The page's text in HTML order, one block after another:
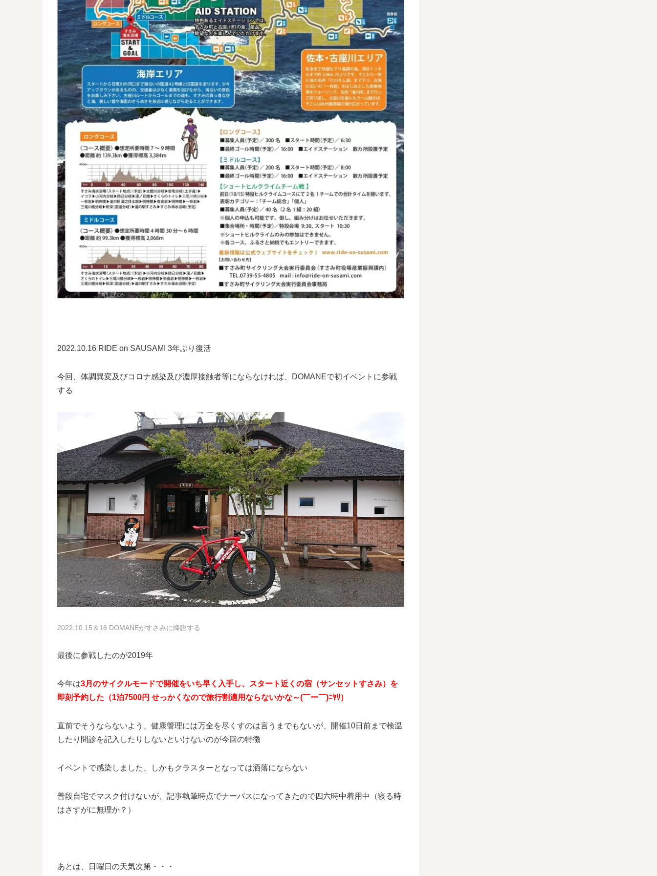
2022.10.16 RIDE on SAUSAMI 3年ぶり復活
今回、体調異変及びコロナ感染及び濃厚接触者等にならなければ、DOMANEで初イベントに参戦
する
2022.10.15＆16 DOMANEがすさみに降臨する
最後に参戦したのが2019年
今年は3月のサイクルモードで開催をいち早く入手し、スタート近くの宿（サンセットすさみ）を
即刻予約した（1泊7500円 せっかくなので旅行割適用ならないかな～(￣ー￣)ﾆﾔﾘ）
直前でそうならないよう、健康管理には万全を尽くすのは言うまでもないが、開催10日前まで検温
したり問診を記入したりしないといけないのが今回の特徴
イベントで感染しました、しかもクラスターとなっては洒落にならない
普段自宅でマスク付けないが、記事執筆時点でナーバスになってきたので四六時中着用中（寝る時
はさすがに無理か？）
あとは、日曜日の天気次第・・・